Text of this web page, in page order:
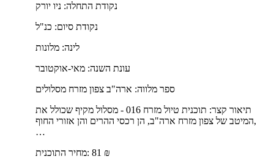
נקודת התחלה: ניו יורק
נקודת סיום: כנ"ל
לינה: מלונות
עונת השנה: מאי-אוקטובר
ספר מלווה: ארה"ב צפון מזרח מסלולים
תיאור קצר:
תוכנית טיול מזרח 016 - מסלול מקיף שכולל את
המיטב של צפון מזרח ארה"ב, הן רכסי ההרים והן אזורי החוף,
…
מחיר התוכנית: 81 ₪